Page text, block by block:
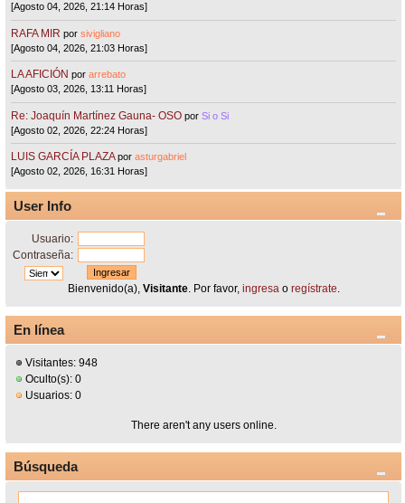
[Agosto 04, 2026, 21:14 Horas]
RAFA MIR porsivigliano
[Agosto 04, 2026, 21:03 Horas]
LA AFICIÓN porarrebato
[Agosto 03, 2026, 13:11 Horas]
Re: Joaquín Martínez Gauna- OSO porSi o Si
[Agosto 02, 2026, 22:24 Horas]
LUIS GARCÍA PLAZA porasturgabriel
[Agosto 02, 2026, 16:31 Horas]
User Info
Usuario:
Contraseña:
Bienvenido(a), Visitante. Por favor, ingresao regístrate.
En línea
Visitantes: 948
Oculto(s): 0
Usuarios: 0
There aren't any users online.
Búsqueda